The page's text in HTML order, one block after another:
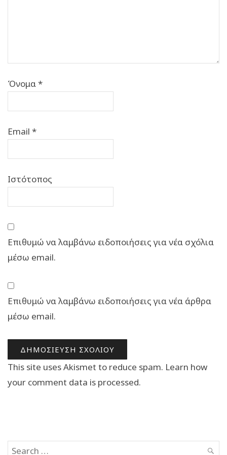
Όνομα*
Email *
Ιστότοπος
Επιθυμώ να λαμβάνω ειδοποιήσεις για νέα σχόλια
μέσω email.
Επιθυμώ να λαμβάνω ειδοποιήσεις για νέα άρθρα
μέσω email.
This site uses Akismet to reduce spam. Learn how
your comment data is processed.
Search